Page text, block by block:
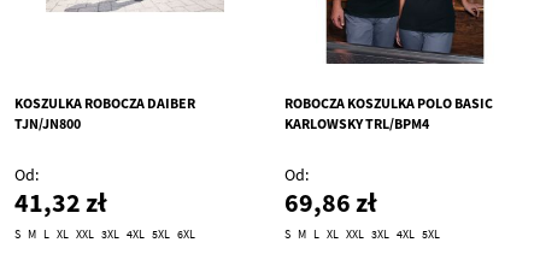
KOSZULKA ROBOCZA DAIBER
TJN/JN800
Od
41,32 zł
S M L XL XXL 3XL 4XL 5XL 6XL
ROBOCZA KOSZULKA POLO BASIC
KARLOWSKY TRL/BPM4
Od
69,86 zł
S M L XL XXL 3XL 4XL 5XL